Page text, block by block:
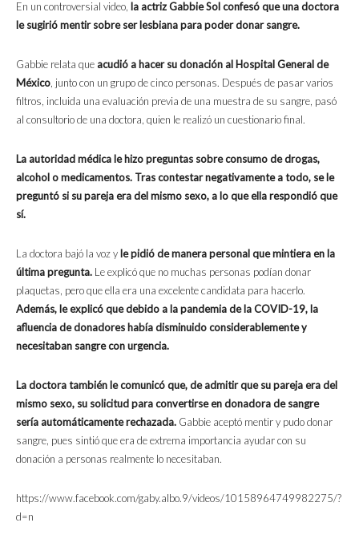
En un controversial video, la actriz Gabbie Sol confesó que una doctora
le sugirió mentir sobre ser lesbiana para poder donar sangre.
Gabbie relata que acudió a hacer su donación al Hospital General de
México, junto con un grupo de cinco personas. Después de pasar varios
filtros, incluida una evaluación previa de una muestra de su sangre, pasó
al consultorio de una doctora, quien le realizó un cuestionario final.
La autoridad médica le hizo preguntas sobre consumo de drogas,
alcohol o medicamentos. Tras contestar negativamente a todo, se le
preguntó si su pareja era del mismo sexo, a lo que ella respondió que
sí.
La doctora bajó la voz y le pidió de manera personal que mintiera en la
última pregunta. Le explicó que no muchas personas podían donar
plaquetas, pero que ella era una excelente candidata para hacerlo.
Además, le explicó que debido a la pandemia de la COVID-19, la
afluencia de donadores había disminuido considerablemente y
necesitaban sangre con urgencia.
La doctora también le comunicó que, de admitir que su pareja era del
mismo sexo, su solicitud para convertirse en donadora de sangre
sería automáticamente rechazada. Gabbie aceptó mentir y pudo donar
sangre, pues sintió que era de extrema importancia ayudar con su
donación a personas realmente lo necesitaban.
https://www.facebook.com/gaby.albo.9/videos/10158964749982275/?
d=n